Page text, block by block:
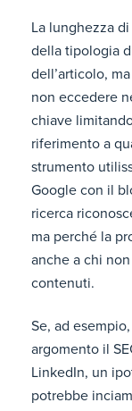
La lunghezza
della tipologia
dell’articolo,
non eccedere
chiave
riferimento a
strumento
Google con il
ricerca
ma perché la
anche a chi
contenuti.
Se, ad
argomento il
LinkedIn, un
potrebbe